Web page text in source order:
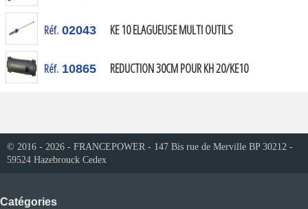
Réf. 02043 KE 10 ELAGUEUSE MULTI OUTILS
Réf. 10865 REDUCTION 30CM POUR KH 20/KE10
© 2016 - 2026 - FRANCEPOWER - 147 Bis rue de Merville BP 30212 -
59524 Hazebrouck Cedex
Catégories